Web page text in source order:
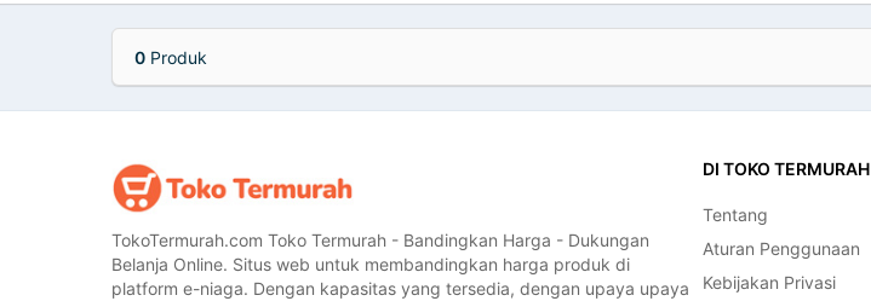
0 Produk
TokoTermurah.com Toko Termurah - Bandingkan Harga - Dukungan
Belanja Online. Situs web untuk membandingkan harga produk di
platform e-niaga. Dengan kapasitas yang tersedia, dengan upaya upaya
DI TOKO TERMURAH
Tentang
Aturan Penggunaan
Kebijakan Privasi